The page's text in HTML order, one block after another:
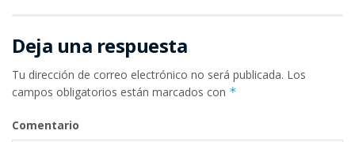
Deja una respuesta
Tu dirección de correo electrónico no será publicada. Los
campos obligatorios están marcados con *
Comentario